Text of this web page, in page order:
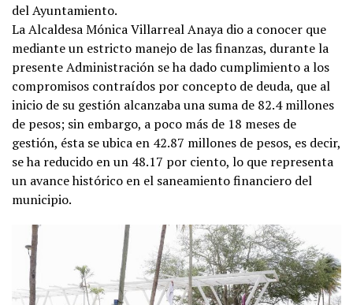
del Ayuntamiento.
La Alcaldesa Mónica Villarreal Anaya dio a conocer que
mediante un estricto manejo de las finanzas, durante la
presente Administración se ha dado cumplimiento a los
compromisos contraídos por concepto de deuda, que al
inicio de su gestión alcanzaba una suma de 82.4 millones
de pesos; sin embargo, a poco más de 18 meses de
gestión, ésta se ubica en 42.87 millones de pesos, es decir,
se ha reducido en un 48.17 por ciento, lo que representa
un avance histórico en el saneamiento financiero del
municipio.